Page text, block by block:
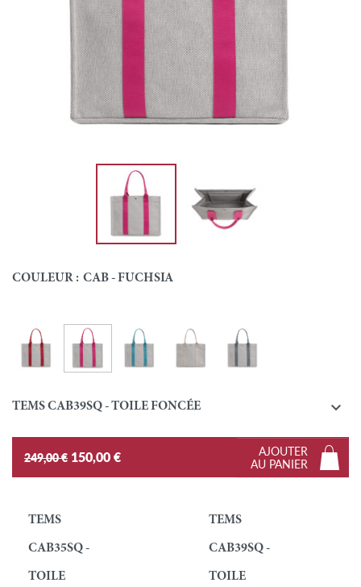
COULEUR : CAB - FUCHSIA
Couleur
Cab - RougeCab - FuchsiaCab - TurquoiseCab - Ecru Cab - Gris
TEMS CAB39SQ - TOILE FONCÉE 
249,00 € 150,00 €
AJOUTER
AU PANIER
TEMS
CAB35SQ -
TOILE
TEMS
CAB39SQ -
TOILE